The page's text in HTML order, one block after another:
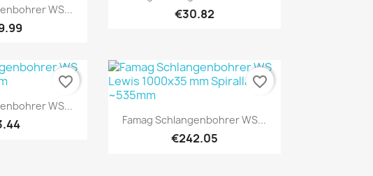
view WS... €30.82
view WS...
favorite_border
Quick view
Famag Schlangenbohrer WS...
€242.05
favorite_border